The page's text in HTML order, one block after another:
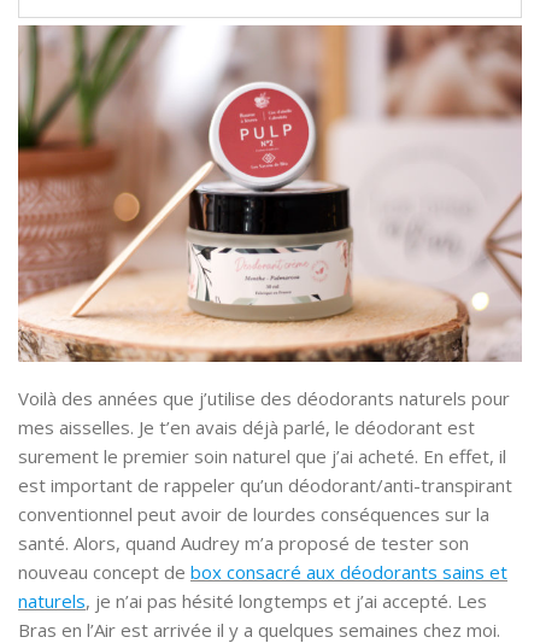
Voilà des années que j’utilise des déodorants naturels pour
mes aisselles. Je t’en avais déjà parlé, le déodorant est
surement le premier soin naturel que j’ai acheté. En effet, il
est important de rappeler qu’un déodorant/anti-transpirant
conventionnel peut avoir de lourdes conséquences sur la
santé. Alors, quand Audrey m’a proposé de tester son
nouveau concept de box consacré aux déodorants sains et
naturels, je n’ai pas hésité longtemps et j’ai accepté. Les
Bras en l’Air est arrivée il y a quelques semaines chez moi.